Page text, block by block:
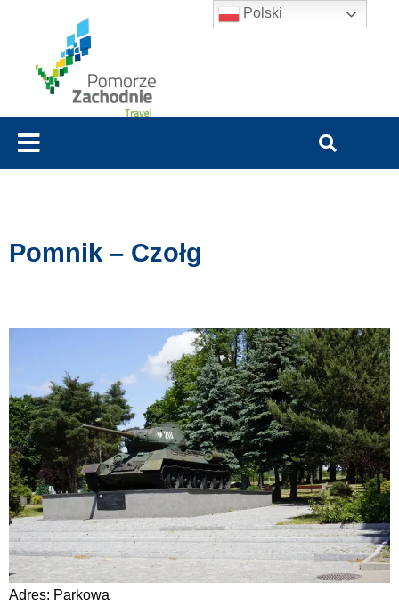
Pomnik – Czołg
Adres: Parkowa
Polski